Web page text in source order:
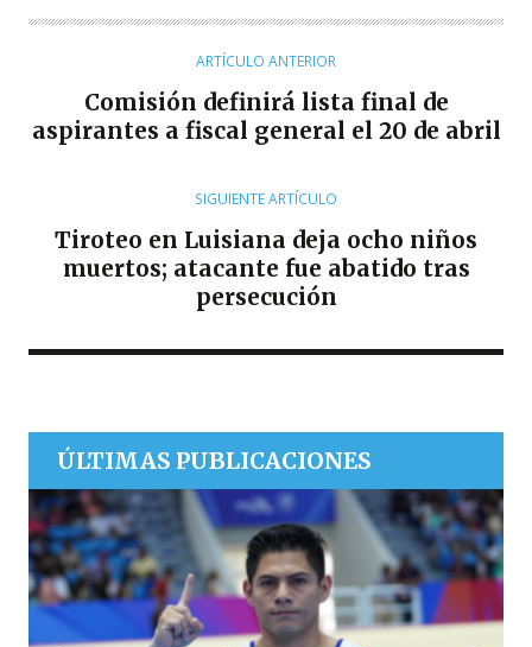
O
ARTÍCULO ANTERIOR
Comisión definirá lista final de
aspirantes a fiscal general el 20 de abril
SIGUIENTE ARTÍCULO
Tiroteo en Luisiana deja ocho niños
muertos; atacante fue abatido tras
persecución
ÚLTIMAS PUBLICACIONES